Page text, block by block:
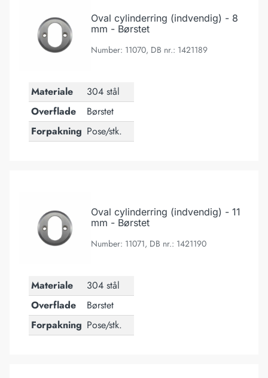
Oval cylinderring (indvendig) - 8
mm - Børstet
Number: 11070, DB nr.: 1421189
Materiale
304 stål
Overflade
Børstet
Forpakning Pose/stk.
Oval cylinderring (indvendig) - 11
mm - Børstet
Number: 11071, DB nr.: 1421190
Materiale
304 stål
Overflade
Børstet
Forpakning Pose/stk.